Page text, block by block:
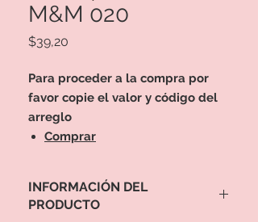
M&M 020
$39,20
Para proceder a la compra por
favor copie el valor y código del
arreglo
Comprar
INFORMACIÓN DEL
PRODUCTO